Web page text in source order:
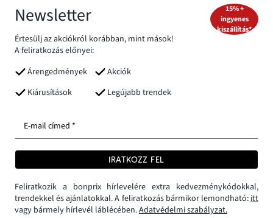
Newsletter
Értesülj az akciókról korábban, mint mások!
A feliratkozás előnyei:
Árengedmények
Akciók
Kiárusítások
Legújabb trendek
15% +
ingyenes
kiszállítás*
E-mail címed *
IRATKOZZ FEL
Feliratkozik a bonprix hírlevelére extra kedvezménykódokkal,
trendekkel és ajánlatokkal. A feliratkozás bármikor lemondható: itt
vagy bármely hírlevél láblécében.Adatvédelmi szabályzat.